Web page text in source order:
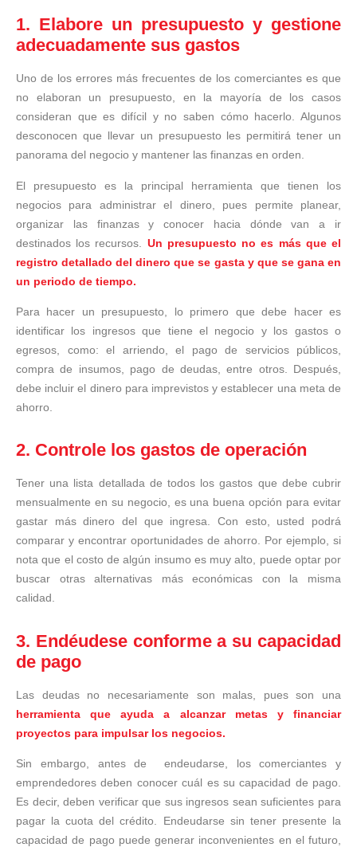
1. Elabore un presupuesto y gestione
adecuadamente sus gastos
Uno de los errores más frecuentes de los comerciantes es que
no elaboran un presupuesto, en la mayoría de los casos
consideran que es difícil y no saben cómo hacerlo. Algunos
desconocen que llevar un presupuesto les permitirá tener un
panorama del negocio y mantener las finanzas en orden.
El presupuesto es la principal herramienta que tienen los
negocios para administrar el dinero, pues permite planear,
organizar las finanzas y conocer hacia dónde van a ir
destinados los recursos. Un presupuesto no es más que el
registro detallado del dinero que se gasta y que se gana en
un periodo de tiempo.
Para hacer un presupuesto, lo primero que debe hacer es
identificar los ingresos que tiene el negocio y los gastos o
egresos, como: el arriendo, el pago de servicios públicos,
compra de insumos, pago de deudas, entre otros. Después,
debe incluir el dinero para imprevistos y establecer una meta de
ahorro.
2. Controle los gastos de operación
Tener una lista detallada de todos los gastos que debe cubrir
mensualmente en su negocio, es una buena opción para evitar
gastar más dinero del que ingresa. Con esto, usted podrá
comparar y encontrar oportunidades de ahorro. Por ejemplo, si
nota que el costo de algún insumo es muy alto, puede optar por
buscar otras alternativas más económicas con la misma
calidad.
3. Endéudese conforme a su capacidad
de pago
Las deudas no necesariamente son malas, pues son una
herramienta que ayuda a alcanzar metas y financiar
proyectos para impulsar los negocios.
Sin embargo, antes de endeudarse, los comerciantes y
emprendedores deben conocer cuál es su capacidad de pago.
Es decir, deben verificar que sus ingresos sean suficientes para
pagar la cuota del crédito. Endeudarse sin tener presente la
capacidad de pago puede generar inconvenientes en el futuro,